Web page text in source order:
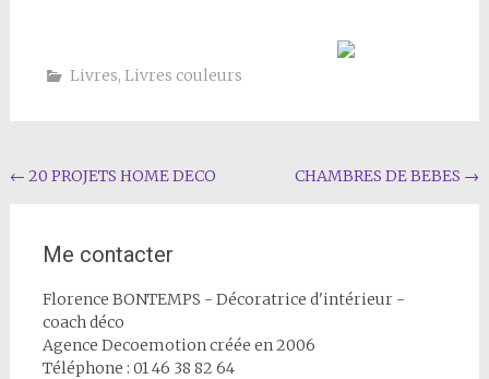
Livres, Livres couleurs
Navigation
l'article
← 20 PROJETS HOME DECO CHAMBRES DE BEBES →
Me contacter
Florence BONTEMPS - Décoratrice d'intérieur -
coach déco
Agence Decoemotion créée en 2006
Téléphone : 01 46 38 82 64